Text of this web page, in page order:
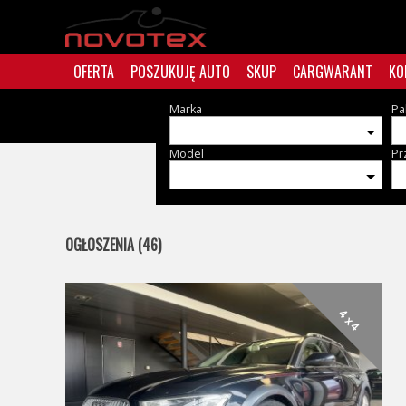
OFERTA POSZUKUJĘ AUTO SKUP CARGWARANT
Marka
Model
OGŁOSZENIA (46)
4 x 4